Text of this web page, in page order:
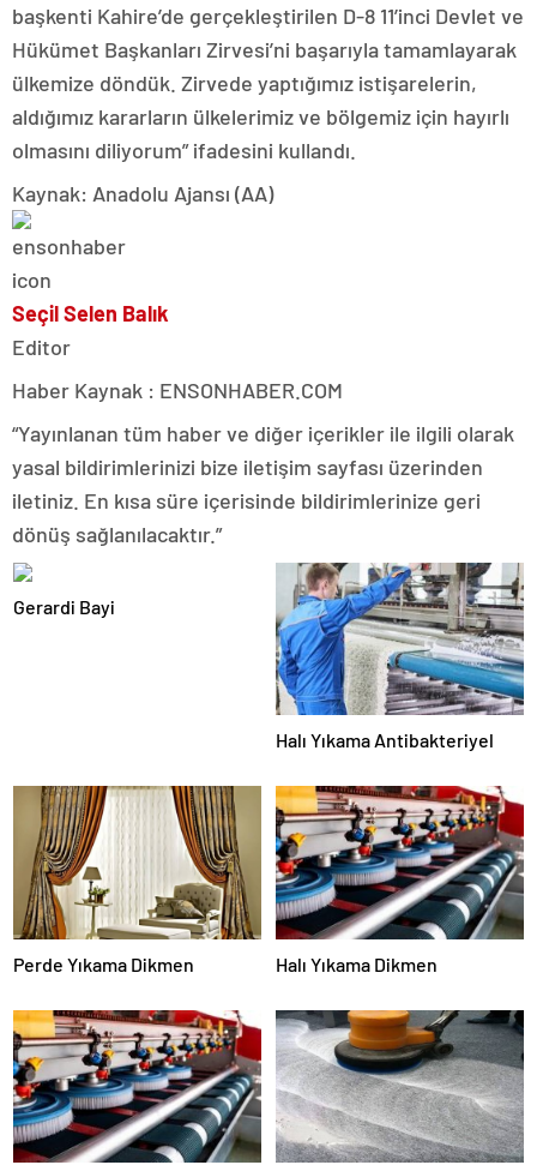
başkenti Kahire’de gerçekleştirilen D-8 11’inci Devlet ve
Hükümet Başkanları Zirvesi’ni başarıyla tamamlayarak
ülkemize döndük. Zirvede yaptığımız istişarelerin,
aldığımız kararların ülkelerimiz ve bölgemiz için hayırlı
olmasını diliyorum” ifadesini kullandı.
Kaynak: Anadolu Ajansı (AA)
Seçil Selen Balık
Editor
Haber Kaynak : ENSONHABER.COM
“Yayınlanan tüm haber ve diğer içerikler ile ilgili olarak
yasal bildirimlerinizi bize iletişim sayfası üzerinden
iletiniz. En kısa süre içerisinde bildirimlerinize geri
dönüş sağlanılacaktır.”
Gerardi Bayi
Halı Yıkama Antibakteriyel
Perde Yıkama Dikmen Halı Yıkama Dikmen